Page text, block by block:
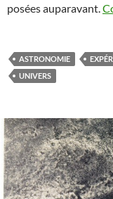
posées auparavant.
ASTRONOMIE
UNIVERS